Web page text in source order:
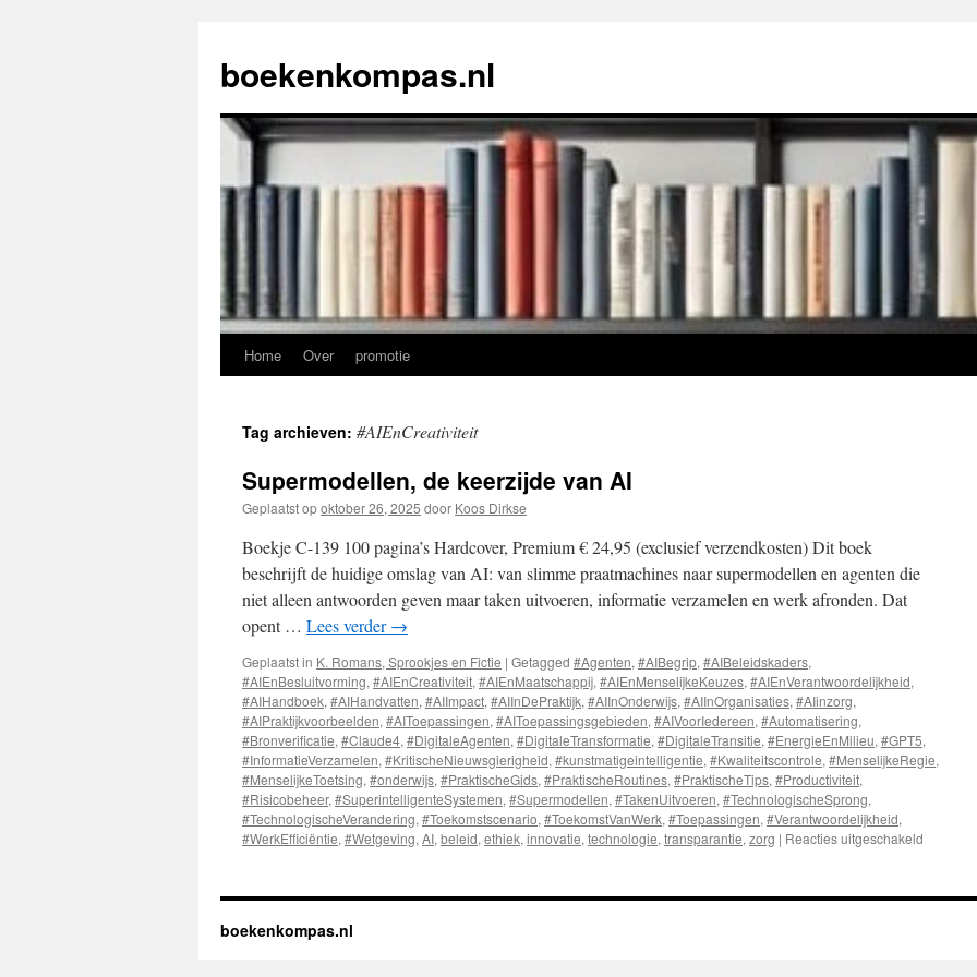
de
inhoud
boekenkompas.nl
Home Over promotie
Tag archieven: #AIEnCreativiteit
Supermodellen, de keerzijde van AI
Geplaatst opoktober 26, 2025 door Koos Dirkse
Boekje C-139 100 pagina’s Hardcover, Premium € 24,95 (exclusief verzendkosten) Dit boek
beschrijft de huidige omslag van AI: van slimme praatmachines naar supermodellen en agenten die
niet alleen antwoorden geven maar taken uitvoeren, informatie verzamelen en werk afronden. Dat
opent … Lees verder→
Geplaatst in K. Romans, Sprookjes en Fictie | Getagged #Agenten, #AIBegrip, #AIBeleidskaders,
#AIEnBesluitvorming, #AIEnCreativiteit, #AIEnMaatschappij, #AIEnMenselijkeKeuzes, #AIEnVerantwoordelijkheid,
#AIHandboek, #AIHandvatten, #AIImpact, #AIInDePraktijk, #AIInOnderwijs, #AIInOrganisaties, #AIinzorg,
#AIPraktijkvoorbeelden, #AIToepassingen, #AIToepassingsgebieden, #AIVoorIedereen, #Automatisering,
#Bronverificatie, #Claude4, #DigitaleAgenten, #DigitaleTransformatie, #DigitaleTransitie, #EnergieEnMilieu, #GPT5,
#InformatieVerzamelen, #KritischeNieuwsgierigheid, #kunstmatigeintelligentie, #Kwaliteitscontrole, #MenselijkeRegie,
#MenselijkeToetsing, #onderwijs, #PraktischeGids, #PraktischeRoutines, #PraktischeTips, #Productiviteit,
#Risicobeheer, #SuperintelligenteSystemen, #Supermodellen, #TakenUitvoeren, #TechnologischeSprong,
#TechnologischeVerandering, #Toekomstscenario, #ToekomstVanWerk, #Toepassingen, #Verantwoordelijkheid,
#WerkEfficiëntie, #Wetgeving, AI, beleid, ethiek, innovatie, technologie, transparantie, zorg | Reacties uitgeschakeld
keerzijde
boekenkompas.nl